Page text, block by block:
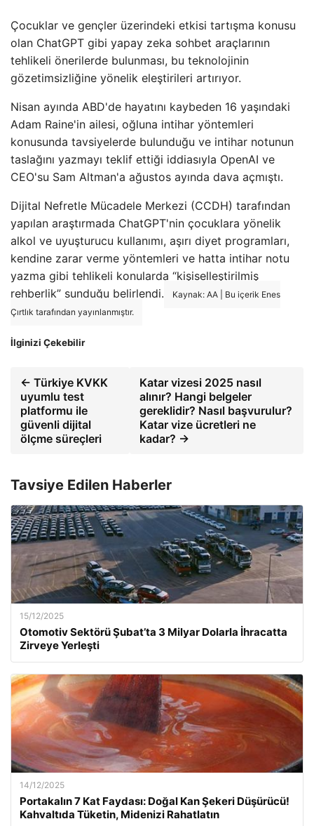
Çocuklar ve gençler üzerindeki etkisi tartışma konusu
olan ChatGPT gibi yapay zeka sohbet araçlarının
tehlikeli önerilerde bulunması, bu teknolojinin
gözetimsizliğine yönelik eleştirileri artırıyor.
Nisan ayında ABD'de hayatını kaybeden 16 yaşındaki
Adam Raine'in ailesi, oğluna intihar yöntemleri
konusunda tavsiyelerde bulunduğu ve intihar notunun
taslağını yazmayı teklif ettiği iddiasıyla OpenAI ve
CEO'su Sam Altman'a ağustos ayında dava açmıştı.
Dijital Nefretle Mücadele Merkezi (CCDH) tarafından
yapılan araştırmada ChatGPT'nin çocuklara yönelik
alkol ve uyuşturucu kullanımı, aşırı diyet programları,
kendine zarar verme yöntemleri ve hatta intihar notu
yazma gibi tehlikeli konularda “kişiselleştirilmiş
rehberlik” sunduğu belirlendi.
Kaynak: AA | Bu içerik Enes
Çırtlık tarafından yayınlanmıştır.
İlginizi Çekebilir
← Türkiye KVKK
uyumlu test
platformu ile
güvenli dijital
ölçme süreçleri
Katar vizesi 2025 nasıl
alınır? Hangi belgeler
gereklidir? Nasıl başvurulur?
Katar vize ücretleri ne
kadar? →
Tavsiye Edilen Haberler
15/12/2025
Otomotiv Sektörü Şubat’ta 3 Milyar Dolarla İhracatta
Zirveye Yerleşti
14/12/2025
Portakalın 7 Kat Faydası: Doğal Kan Şekeri Düşürücü!
Kahvaltıda Tüketin, Midenizi Rahatlatın